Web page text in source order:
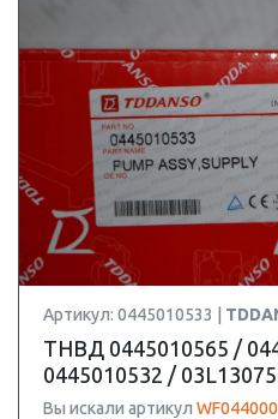
Артикул: 0445010533 |
ТНВД 0445010565 /
0445010532 /
Вы искали артикул